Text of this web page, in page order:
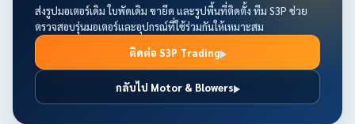
ส่งรูปมอเตอร์เดิม ใบพัดเดิม ขายึด และรูปพื้นที่ติดตั้ง ทีม S3P ช่วย
ตรวจสอบรุ่นมอเตอร์และอุปกรณ์ที่ใช้ร่วมกันให้เหมาะสม
ติดต่อ S3P Trading
กลับไป Motor & Blowers